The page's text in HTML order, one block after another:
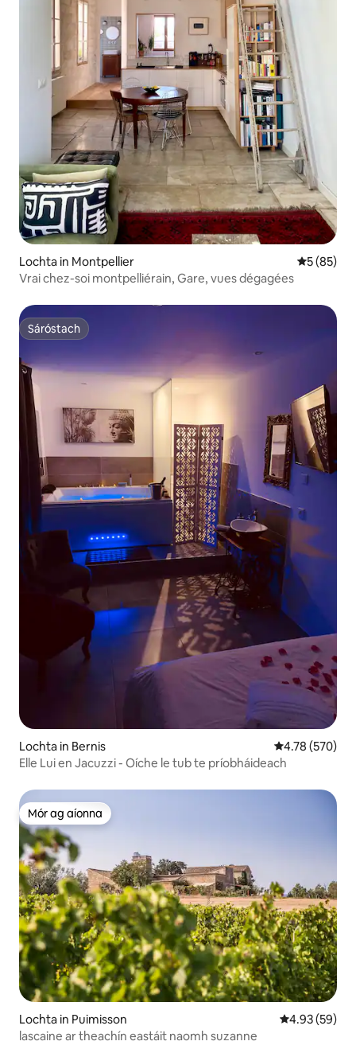
Lochta in Montpellier
5 (85)
Vrai chez-soi montpelliérain, Gare, vues dégagées
Sáróstach
Sáróstach
Lochta in Bernis Meánrátáil
4.78 (570)
Elle Lui en Jacuzzi - Oíche le tub te príobháideach
Mór ag aíonna
Mór ag aíonna
Lochta in Puimisson Meánrátáil
4.93 (59)
lascaine ar theachín eastáit naomh suzanne